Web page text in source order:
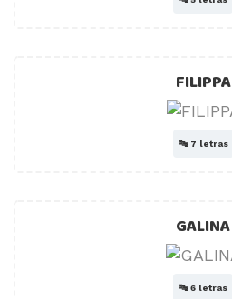
FILIPPA
🔤 7 letras
GALINA
🔤6 letras